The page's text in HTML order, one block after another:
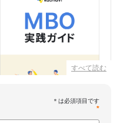
すべて読む
*